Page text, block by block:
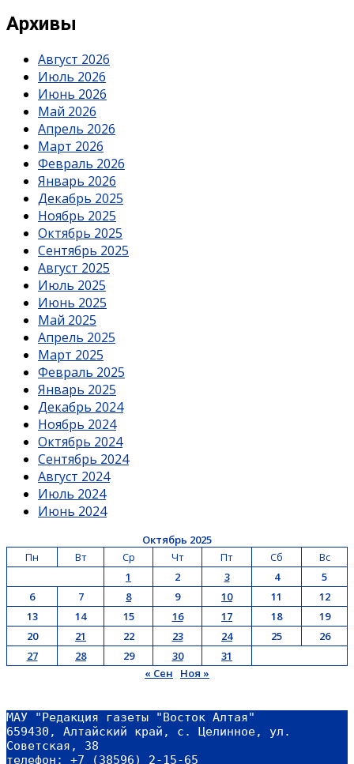
Архивы
Август 2026
Июль 2026
Июнь 2026
Май 2026
Апрель 2026
Март 2026
Февраль 2026
Январь 2026
Декабрь 2025
Ноябрь 2025
Октябрь 2025
Сентябрь 2025
Август 2025
Июль 2025
Июнь 2025
Май 2025
Апрель 2025
Март 2025
Февраль 2025
Январь 2025
Декабрь 2024
Ноябрь 2024
Октябрь 2024
Сентябрь 2024
Август 2024
Июль 2024
Июнь 2024
Октябрь 2025
Пн
Вт Ср Чт Пт Сб
Вс
1
2 3 4
5
6
7 8 9 10 11
12
13
14 15 16 17 18
19
20
21 22 23 24 25
26
27
28 29 30
31
« Сен
Ноя »
МАУ "Редакция газеты "Восток Алтая"
659430, Алтайский край, с. Целинное, ул.
Советская, 38
телефон: +7 (38596) 2-15-65